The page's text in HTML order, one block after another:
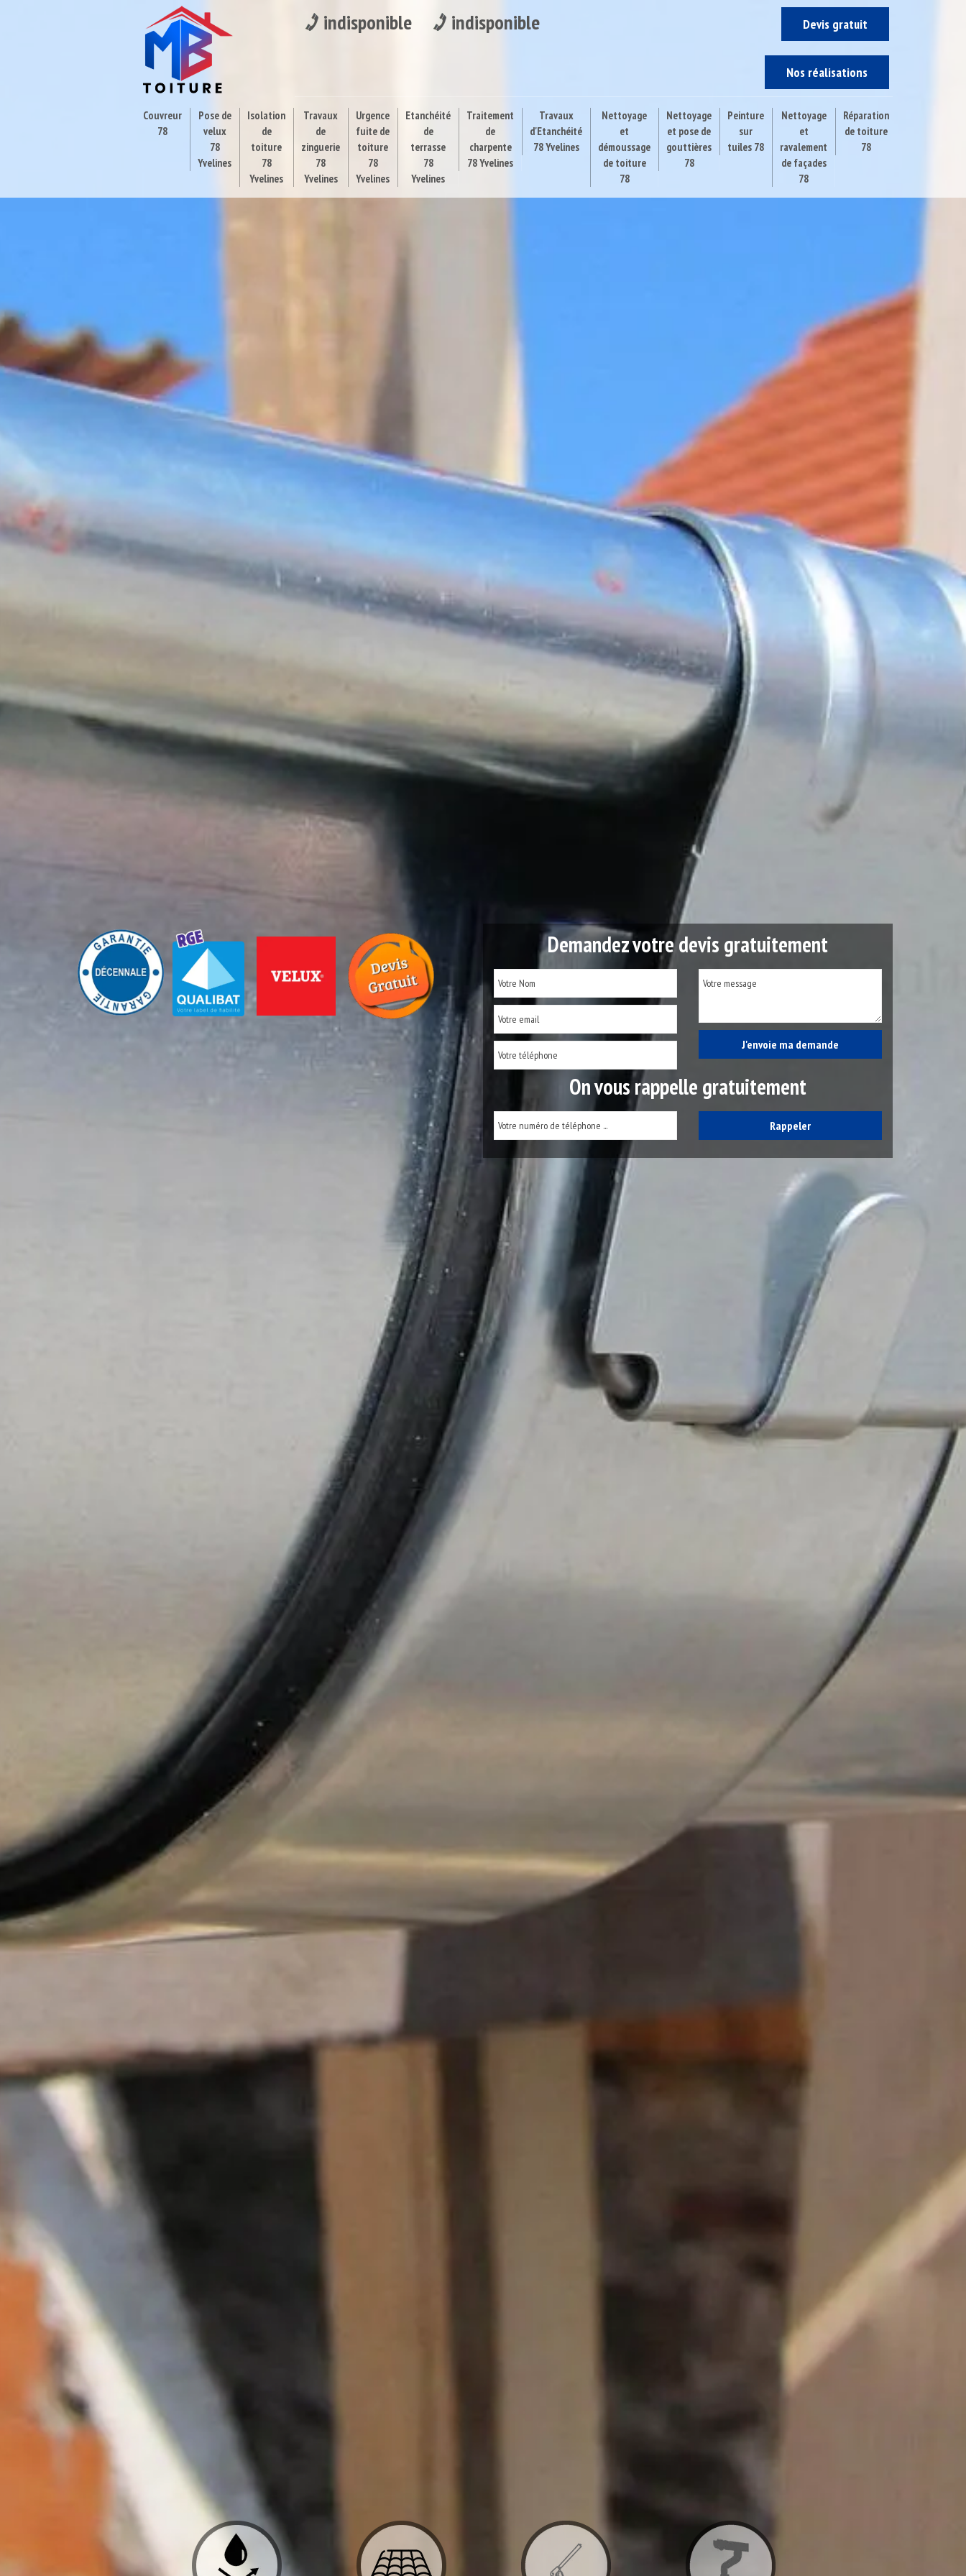
indisponible indisponible Devis gratuit
Nos réalisations
Couvreur
78
Pose de
velux
78
Yvelines
Isolation
de
toiture
78
Yvelines
Travaux
de
zinguerie
78
Yvelines
Urgence
fuite de
toiture
78
Yvelines
Etanchéité
de
terrasse
78
Yvelines
Traitement
de
charpente
78 Yvelines
Travaux
d'Etanchéité
78 Yvelines
Nettoyage
et
démoussage
de toiture
78
Nettoyage
et pose de
gouttières
78
Peinture
sur
tuiles 78
Nettoyage
et
ravalement
de façades
78
Réparation
de toiture
78
Demandez votre devis gratuitement
On vous rappelle gratuitement